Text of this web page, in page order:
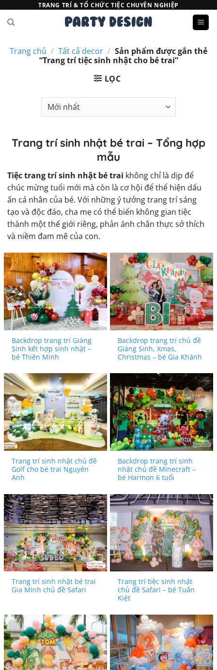
qua
TRANG TRÍ & TỔ CHỨC TIỆC CHUYÊN NGHIỆP
Trang chủ / Tất cả decor / Sản phẩm được gắn thẻ
“Trang trí tiệc sinh nhật cho bé trai”
LỌC
Trang trí sinh nhật bé trai – Tổng hợp
mẫu
Tiệc trang trí sinh nhật bé trai không chỉ là dịp để
chúc mừng tuổi mới mà còn là cơ hội để thể hiện dấu
ấn cá nhân của bé. Với những ý tưởng trang trí sáng
tạo và độc đáo, cha mẹ có thể biến không gian tiệc
thành một thế giới riêng, phản ánh chân thực sở thích
và niềm đam mê của con.
Backdrop trang trí Giáng
Sinh kết hợp sinh nhật –
bé Thiên Minh
Backdrop trang trí chủ đề
Giáng Sinh, Xmas,
Christmas – bé Gia Khánh
Trang trí sinh nhật chủ đề
Golf cho bé trai Nguyên
Anh
Backdrop trang trí sinh
nhật chủ đề Minecraft –
bé Harmon 6 tuổi
Trang trí sinh nhật bé trai
Gia Minh chủ đề Safari
Trang trí tiệc sinh nhật
chủ đề Safari – bé Tuấn
Kiệt